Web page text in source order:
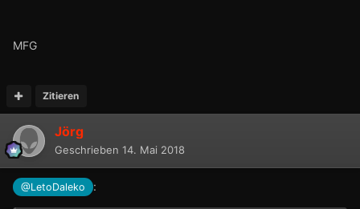
MFG
Zitieren
Jörg
Geschrieben 14. Mai 2018
@LetoDaleko :